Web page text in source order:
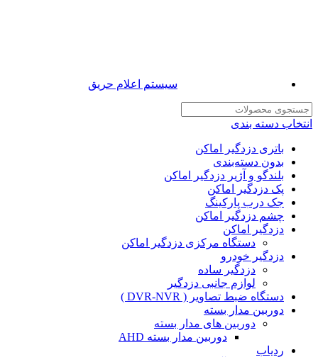
سیستم اعلام حریق
انتخاب دسته بندی
باتری دزدگیر اماکن
بدون دسته‌بندی
بلندگو و آژیر دزدگیر اماکن
پک دزدگیر اماکن
جک درب پارکینگ
چشم دزدگیر اماکن
دزدگیر اماکن
دستگاه مرکزی دزدگیر اماکن
دزدگیر خودرو
دزدگیر ساده
لوازم جانبی دزدگیر
دستگاه ضبط تصاویر ( DVR-NVR )
دوربین مدار بسته
دوربین های مدار بسته
دوربین مدار بسته AHD
ردیاب